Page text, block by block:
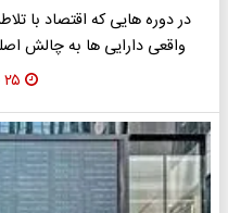
در دوره هایی که اقتصاد با
واقعی دارایی ها به چالش
۲۵ خرداد ۱۴۰۵